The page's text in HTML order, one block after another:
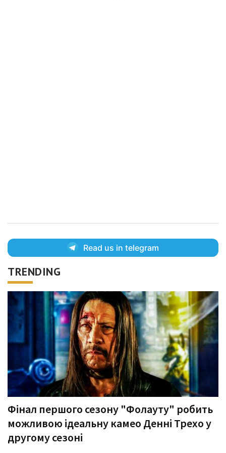
Read us in telegram
TRENDING
Фінал першого сезону "Фолауту" робить
можливою ідеальну камео Денні Трехо у
другому сезоні